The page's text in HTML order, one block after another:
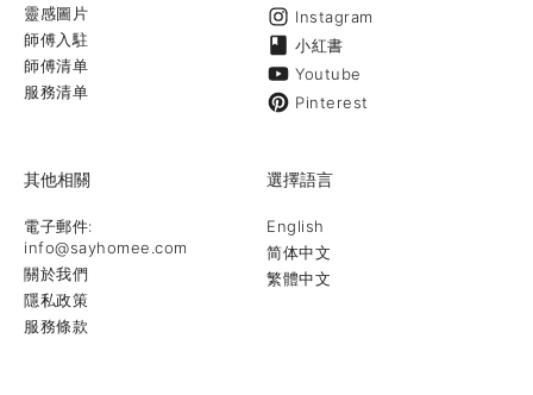
靈感圖片
師傅入駐
師傅清单
服務清单
Instagram
小紅書
Youtube
Pinterest
其他相關
電子郵件:
info@sayhomee.com
關於我們
隱私政策
服務條款
選擇語言
English
简体中文
繁體中文